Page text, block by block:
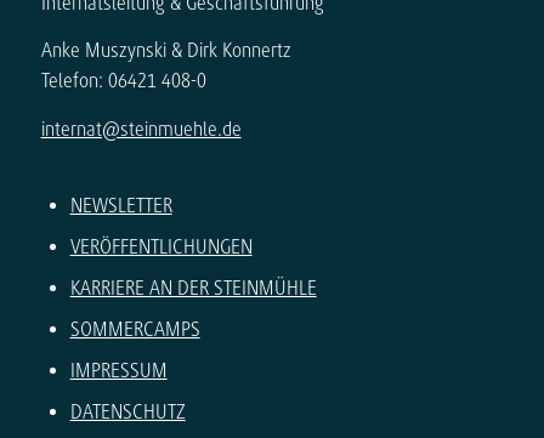
Anke Muszynski & Dirk Konnertz
Telefon: 06421 408-0
internat@steinmuehle.de
NEWSLETTER
VERÖFFENTLICHUNGEN
KARRIERE AN DER STEINMÜHLE
SOMMERCAMPS
IMPRESSUM
DATENSCHUTZ